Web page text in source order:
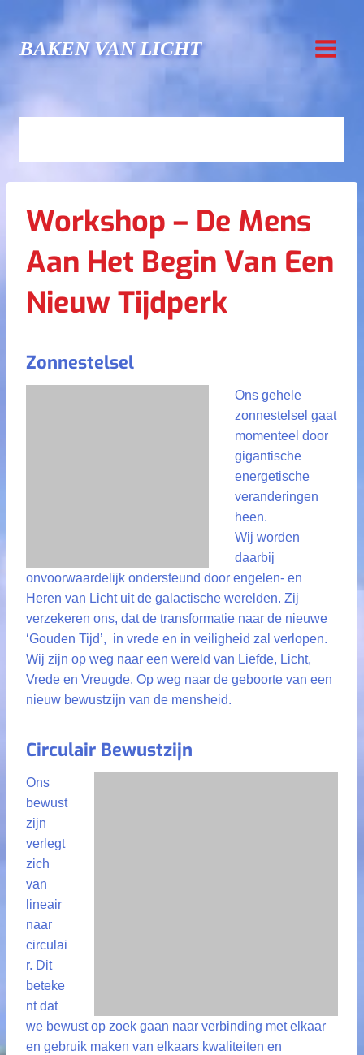
inhoudBAKEN VAN LICHT
Workshop – De Mens
Aan Het Begin Van Een
Nieuw Tijdperk
Zonnestelsel
Ons gehele
zonnestelsel gaat
momenteel door
gigantische
energetische
veranderingen
heen.
Wij worden
daarbij
onvoorwaardelijk ondersteund door engelen- en
Heren van Licht uit de galactische werelden. Zij
verzekeren ons, dat de transformatie naar de nieuwe
‘Gouden Tijd’, in vrede en in veiligheid zal verlopen.
Wij zijn op weg naar een wereld van Liefde, Licht,
Vrede en Vreugde. Op weg naar de geboorte van een
nieuw bewustzijn van de mensheid.
Circulair Bewustzijn
Ons
bewust
zijn
verlegt
zich
van
lineair
naar
circulai
r. Dit
beteke
nt dat
we bewust op zoek gaan naar verbinding met elkaar
en gebruik maken van elkaars kwaliteiten en